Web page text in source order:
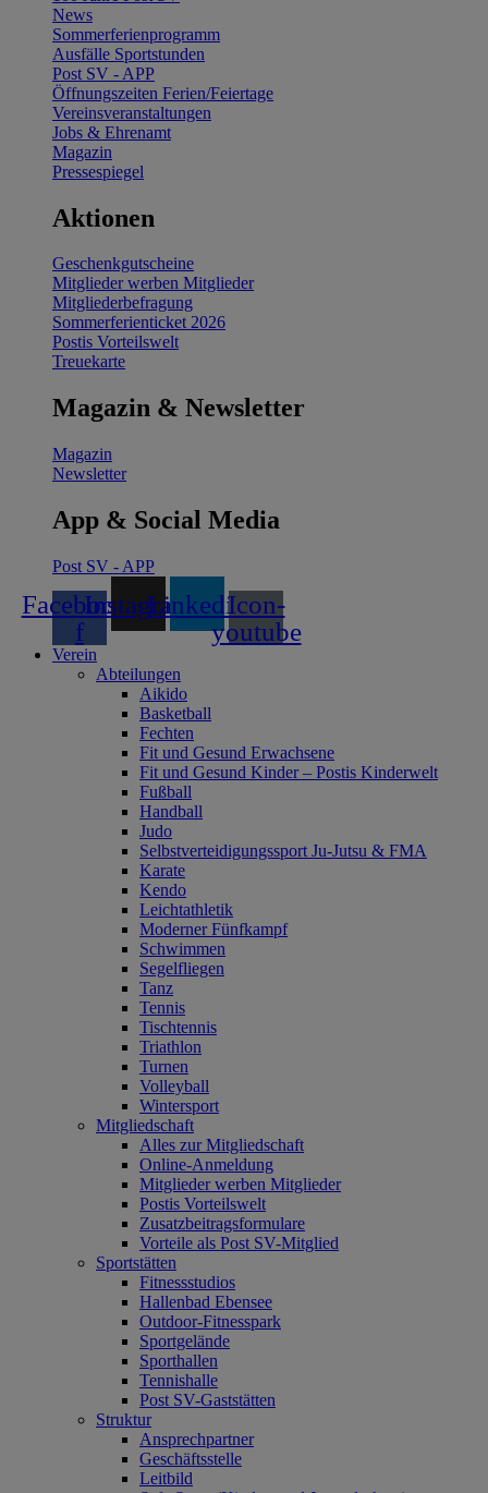
News
Sommerferienprogramm
Ausfälle Sportstunden
Post SV - APP
Öffnungszeiten Ferien/Feiertage
Vereinsveranstaltungen
Jobs & Ehrenamt
Magazin
Pressespiegel
Aktionen
Geschenkgutscheine
Mitglieder werben Mitglieder
Mitgliederbefragung
Sommerferienticket 2026
Postis Vorteilswelt
Treuekarte
Magazin & Newsletter
Magazin
Newsletter
App & Social Media
Post SV - APP
Facebook-
f
InstagramLinkedinIcon-
youtube
Verein
Abteilungen
Aikido
Basketball
Fechten
Fit und Gesund Erwachsene
Fit und Gesund Kinder – Postis Kinderwelt
Fußball
Handball
Judo
Selbstverteidigungssport Ju-Jutsu & FMA
Karate
Kendo
Leichtathletik
Moderner Fünfkampf
Schwimmen
Segelfliegen
Tanz
Tennis
Tischtennis
Triathlon
Turnen
Volleyball
Wintersport
Mitgliedschaft
Alles zur Mitgliedschaft
Online-Anmeldung
Mitglieder werben Mitglieder
Postis Vorteilswelt
Zusatzbeitragsformulare
Vorteile als Post SV-Mitglied
Sportstätten
Fitnessstudios
Hallenbad Ebensee
Outdoor-Fitnesspark
Sportgelände
Sporthallen
Tennishalle
Post SV-Gaststätten
Struktur
Ansprechpartner
Geschäftsstelle
Leitbild